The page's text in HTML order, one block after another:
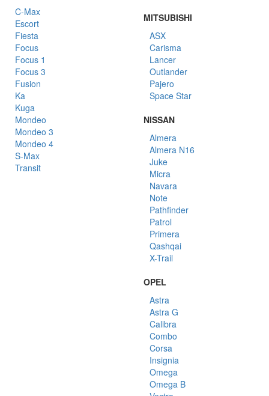
C-Max
Escort
Fiesta
Focus
Focus 1
Focus 3
Fusion
Ka
Kuga
Mondeo
Mondeo 3
Mondeo 4
S-Max
Transit
MITSUBISHI
ASX
Carisma
Lancer
Outlander
Pajero
Space Star
NISSAN
Almera
Almera N16
Juke
Micra
Navara
Note
Pathfinder
Patrol
Primera
Qashqai
X-Trail
OPEL
Astra
Astra G
Calibra
Combo
Corsa
Insignia
Omega
Omega B